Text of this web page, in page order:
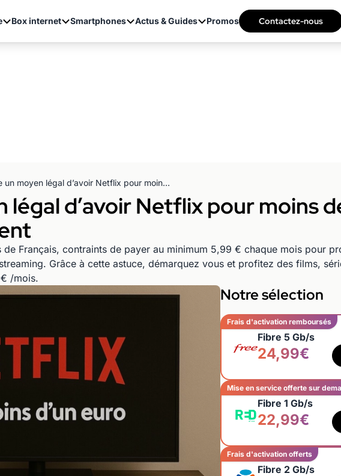
Box internet Smartphones Actus & Guides Promos Contactez-nous
Oui, il existe un moyen légal d’avoir Netflix pour moins de 1€… et il fonctionne vraiment
légal d’avoir Netflix pour moins
Français, contraints de payer au minimum 5,99 € chaque mois pour
Grâce à cette astuce, démarquez vous et profitez des films,
/mois.
Notre sélection
Frais d'activation remboursés
Fibre 5 Gb/s
24,99€
Mise en service offerte sur
Fibre 1 Gb/s
22,99€
Frais d'activation offerts
Fibre 2 Gb/s